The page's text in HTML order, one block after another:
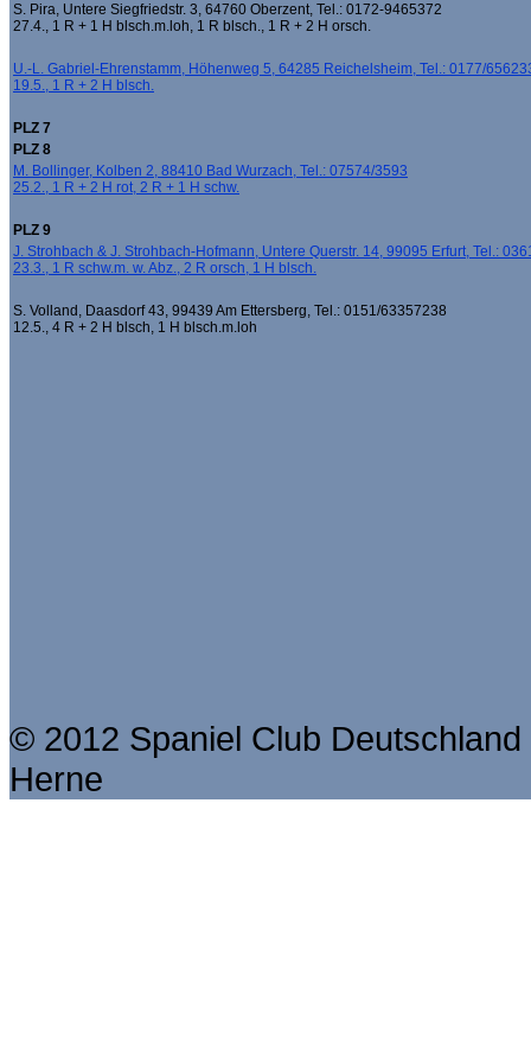
S. Pira, Untere Siegfriedstr. 3, 64760 Oberzent, Tel.: 0172-9465372
27.4., 1 R + 1 H blsch.m.loh, 1 R blsch., 1 R + 2 H orsch.
U.-L. Gabriel-Ehrenstamm, Höhenweg 5, 64285 Reichelsheim, Tel.: 0177/
19.5., 1 R + 2 H blsch.
PLZ 7
PLZ 8
M. Bollinger, Kolben 2, 88410 Bad Wurzach, Tel.: 07574/3593
25.2., 1 R + 2 H rot, 2 R + 1 H schw.
PLZ 9
J. Strohbach & J. Strohbach-Hofmann, Untere Querstr. 14, 99095 Erfurt, Tel.:
23.3., 1 R schw.m. w. Abz., 2 R orsch, 1 H blsch.
S. Volland, Daasdorf 43, 99439 Am Ettersberg, Tel.: 0151/63357238
12.5., 4 R + 2 H blsch, 1 H blsch.m.loh
© 2012 Spaniel Club
Herne